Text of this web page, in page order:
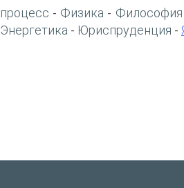
процесс - Физика - Философия
Энергетика - Юриспруденция -